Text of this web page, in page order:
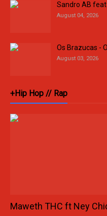
Sandro AB feat
August 04, 2026
Os Brazucas -
August 03, 2026
+Hip Hop // Rap
Maweth THC ft Ney